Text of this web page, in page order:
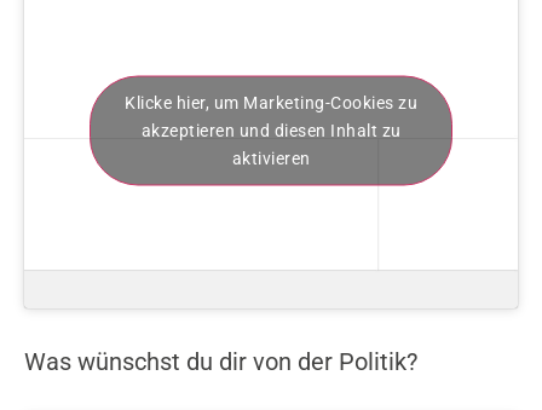
Klicke hier, um Marketing-Cookies zu
akzeptieren und diesen Inhalt zu
aktivieren
Was wünschst du dir von der Politik?